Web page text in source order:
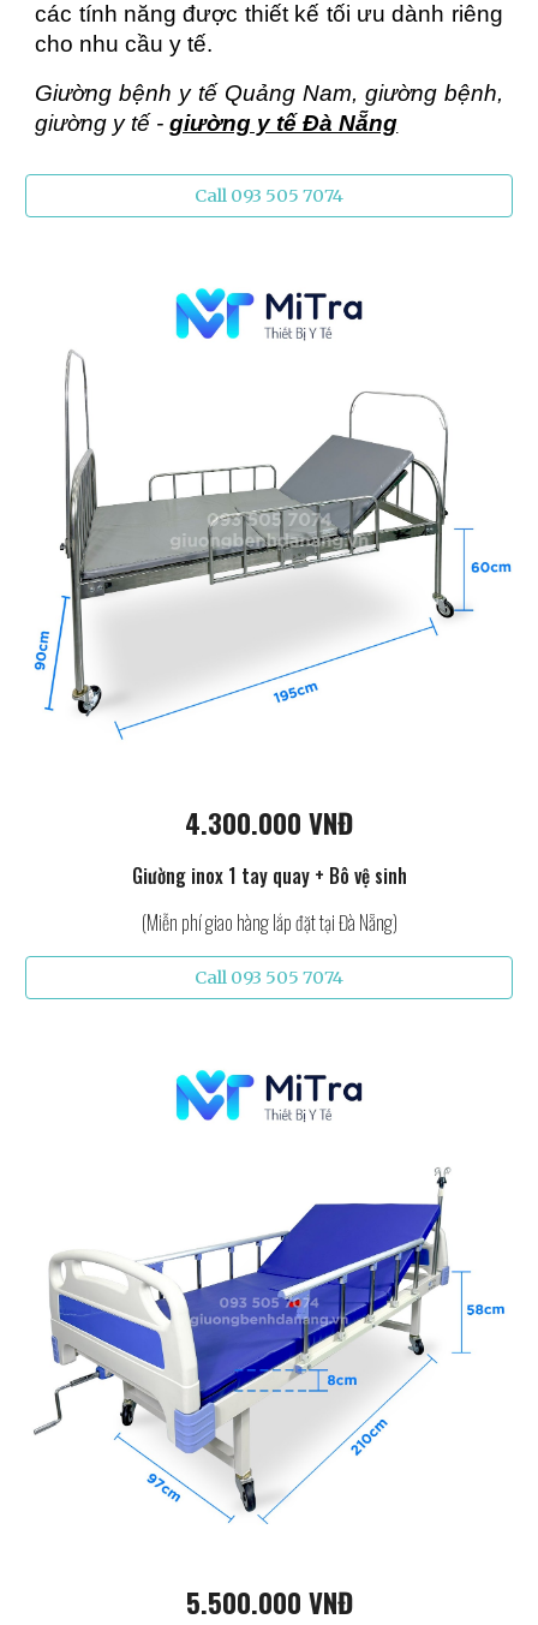
các tính năng được thiết kế tối ưu dành riêng
cho nhu cầu y tế.
Giường bệnh y tế Quảng Nam, giường bệnh,
giường y tế -giường y tế Đà Nẵng
Call 093 505 7074
4.300.000 VNĐ
Giường inox 1 tay quay + Bô vệ sinh
(Miễn phí giao hàng lắp đặt tại Đà Nẵng)
Call 093 505 7074
5.500.000 VNĐ